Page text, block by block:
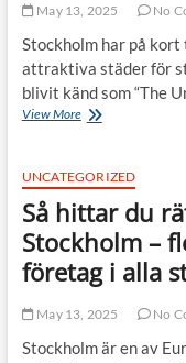
May 13, 2025 No
Stockholm har på kort
attraktiva städer för
blivit känd som “The
View MoreStockholm
hetaste
stad
för
startups?
Därför
väljer
entreprenörer
att
sig
UNCATEGORIZED
Så hittar du
Stockholm –
företag i alla
May 13, 2025 No
Stockholm är en av